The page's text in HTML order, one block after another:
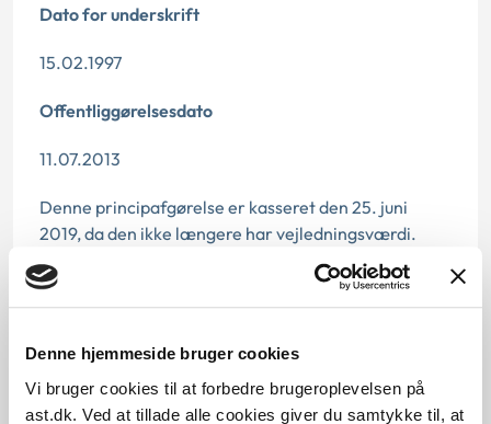
Denne hjemmeside bruger cookies
Vi bruger cookies til at forbedre brugeroplevelsen på
ast.dk. Ved at tillade alle cookies giver du samtykke til, at
Dato for underskrift
15.02.1997
Offentliggørelsesdato
11.07.2013
Denne principafgørelse er kasseret den 25. juni
2019, da den ikke længere har vejledningsværdi.
Paragraf
Journalnummer